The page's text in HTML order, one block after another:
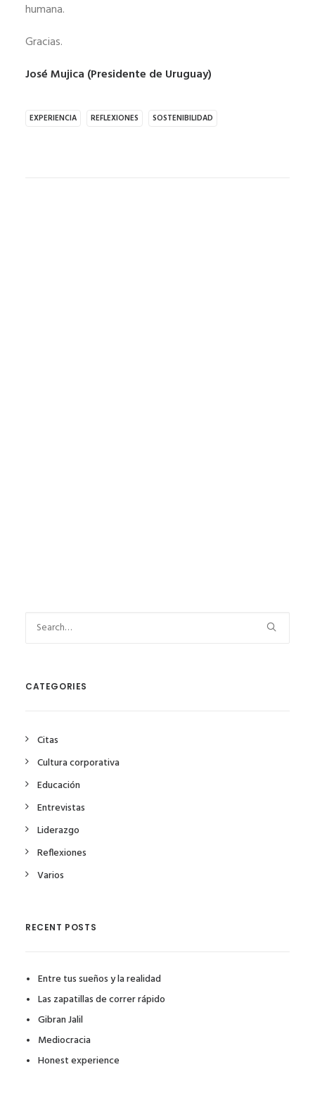
humana.
Gracias.
José Mujica (Presidente de Uruguay)
EXPERIENCIA REFLEXIONES SOSTENIBILIDAD
CATEGORIES
Citas
Cultura corporativa
Educación
Entrevistas
Liderazgo
Reflexiones
Varios
RECENT POSTS
Entre tus sueños y la realidad
Las zapatillas de correr rápido
Gibran Jalil
Mediocracia
Honest experience